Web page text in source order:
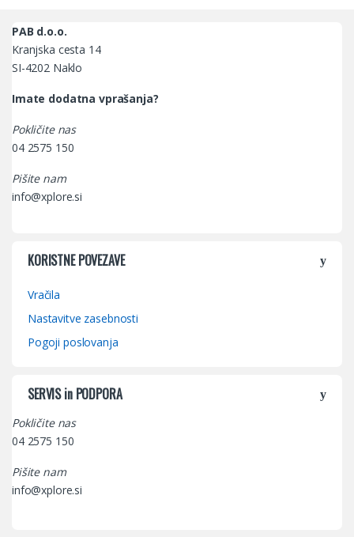
PAB d.o.o.
Kranjska cesta 14
SI-4202 Naklo
Imate dodatna vprašanja?
Pokličite nas
04 2575 150
Pišite nam
info@xplore.si
KORISTNE POVEZAVE
Vračila
Nastavitve zasebnosti
Pogoji poslovanja
SERVIS in PODPORA
Pokličite nas
04 2575 150
Pišite nam
info@xplore.si